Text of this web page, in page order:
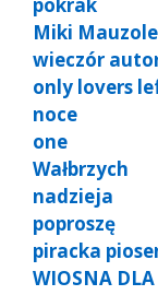
pokrak
Miki
wieczór
only lovers
noce
one
Wałbrzych
nadzieja
poproszę
piracka
WIOSNA DLA